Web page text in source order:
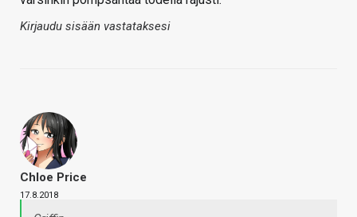
Kirjaudu sisään vastataksesi
Chloe Price
17.8.2018